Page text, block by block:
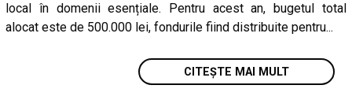
local în domenii esențiale. Pentru acest an, bugetul total
alocat este de 500.000 lei, fondurile fiind distribuite pentru...
CITEȘTE MAI MULT